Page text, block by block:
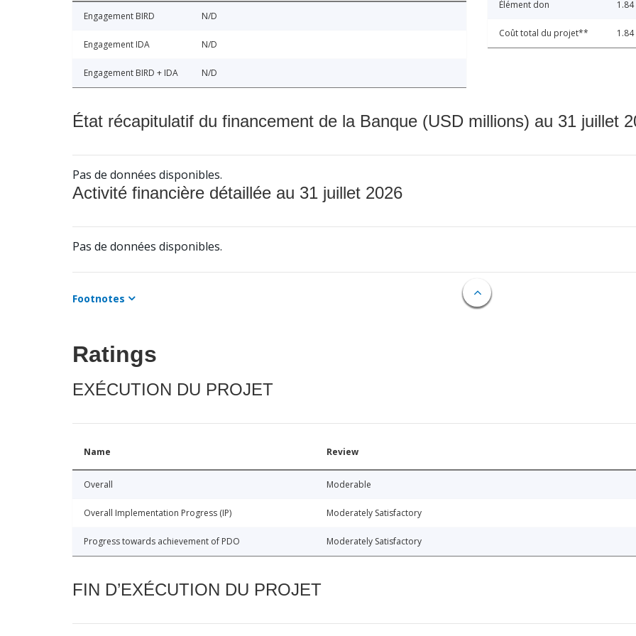
Engagement BIRD N/D
Engagement IDA N/D
Engagement BIRD + IDA N/D
Élément don 1.84
Coût total du projet** 1.84
État récapitulatif du financement de la Banque (USD millions) au 31 juillet
Pas de données disponibles.
Activité financière détaillée au 31 juillet 2026
Pas de données disponibles.
Footnotes
Ratings
EXÉCUTION DU PROJET
Name Review
Overall Moderable
Overall Implementation Progress (IP) Moderately Satisfactory
Progress towards achievement of PDO Moderately Satisfactory
FIN D’EXÉCUTION DU PROJET